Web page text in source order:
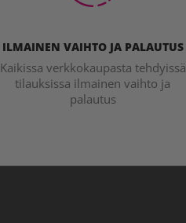
ILMAINEN VAIHTO JA PALAUTUS
Kaikissa verkkokaupasta tehdyissä
tilauksissa ilmainen vaihto ja
palautus